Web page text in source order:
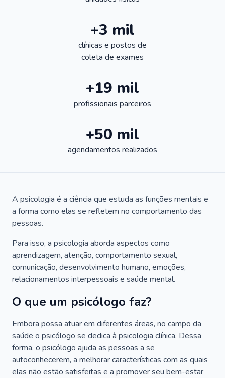
+3 mil
clínicas e postos de
coleta de exames
+19 mil
profissionais parceiros
+50 mil
agendamentos realizados
A psicologia é a ciência que estuda as funções mentais e
a forma como elas se refletem no comportamento das
pessoas.
Para isso, a psicologia aborda aspectos como
aprendizagem, atenção, comportamento sexual,
comunicação, desenvolvimento humano, emoções,
relacionamentos interpessoais e saúde mental.
O que um psicólogo faz?
Embora possa atuar em diferentes áreas, no campo da
saúde o psicólogo se dedica à psicologia clínica. Dessa
forma, o psicólogo ajuda as pessoas a se
autoconhecerem, a melhorar características com as quais
elas não estão satisfeitas e a promover seu bem-estar